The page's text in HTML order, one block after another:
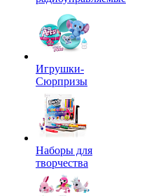
Игрушки-
Сюрпризы
Наборы для
творчества